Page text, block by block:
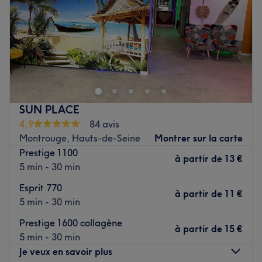
Samedi
10:00–20:00
Dimanche
10:00–20:00
Installé à Ivry-Sur-Seine, venez découvrir l'institut de
beauté Trèfles Ongles ! Profitez d'un merveilleux moment
dans un cadre joliment décoré où l'on se sent bien. Chang
Zhizhong, Cui Shan et Wan Lu vous reçoivent avec le
sourire pour vous proposer des prestations personnalisées
tout en répondant à vos besoins.
Transports publics les plus proches :
L'arrêt de bus Maurice Thorez-Barbès desservi par la
ligne 125.
L’équipe :
Ce sont 'Chang Zhizhong, Cui Shan, Wan Lu
accueillent chaleureusement dans ce salon.
Nos coups de cœur :
L’atmosphère : On découvre une ambiance conviviale et
SUN PLACE
4,9
84 avis
Montrouge, Hauts-de-Seine
Montrer sur la carte
Prestige 1100
5 min - 30 min
à partir de 13 €
Esprit 770
5 min - 30 min
à partir de 11 €
Prestige 1600 collagène
5 min - 30 min
à partir de 15 €
Je veux en savoir plus